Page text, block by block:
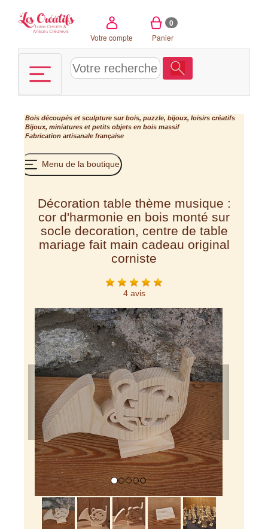
Votre compte
0
Panier
Bois découpés et sculpture sur bois, puzzle, bijoux, loisirs créatifs
Bijoux, miniatures et petits objets en bois massif
Fabrication artisanale française
Menu de la boutique
Décoration table thème musique :
cor d'harmonie en bois monté sur
socle decoration, centre de table
mariage fait main cadeau original
corniste
4 avis
Previous Next